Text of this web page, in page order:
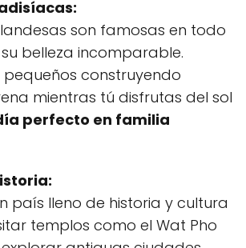
son famosas en todo
belleza incomparable.
construyendo
mientras tú disfrutas del sol
perfecto en familia
país lleno de historia y cultura
templos como el Wat Pho